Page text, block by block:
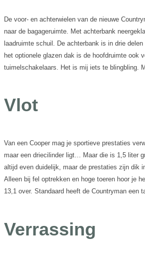
De voor- en achterwielen van de nieuwe
naar de bagageruimte. Met achterbank
laadruimte schuil. De achterbank is in drie
het optionele glazen dak is de hoofdruimte ook
tuimelschakelaars. Het is mij iets te blingbling.
Vlot
Van een Cooper mag je sportieve prestaties
maar een driecilinder ligt… Maar die is 1,5 liter
altijd even duidelijk, maar de prestaties zijn dik
Alleen bij fel optrekken en hoge toeren hoor je
13,1 over. Standaard heeft de Countryman
Verrassing